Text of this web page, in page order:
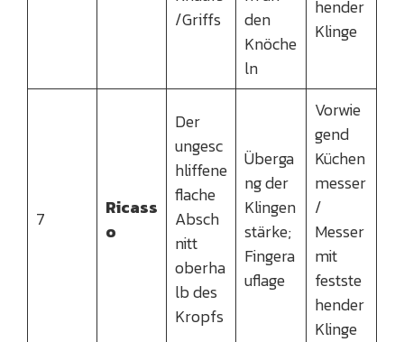
/Griffs
den
Knöche
ln
hender
Klinge
7
Ricass
o
Der
ungesc
hliffene
flache
Absch
nitt
oberha
lb des
Kropfs
Überga
ng der
Klingen
stärke;
Fingera
uflage
Vorwie
gend
Küchen
messer
/
Messer
mit
festste
hender
Klinge